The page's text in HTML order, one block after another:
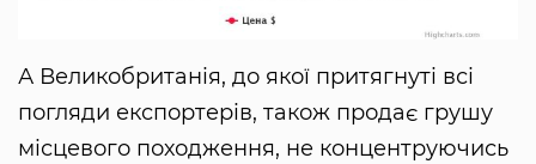
А Великобританія, до якої притягнуті всі
погляди експортерів, також продає грушу
місцевого походження, не концентруючись